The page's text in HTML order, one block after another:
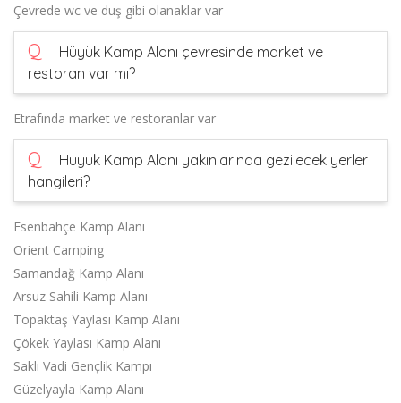
Çevrede wc ve duş gibi olanaklar var
Q
Hüyük Kamp Alanı çevresinde market ve
restoran var mı?
Etrafında market ve restoranlar var
Q
Hüyük Kamp Alanı yakınlarında gezilecek yerler
hangileri?
Esenbahçe Kamp Alanı
Orient Camping
Samandağ Kamp Alanı
Arsuz Sahili Kamp Alanı
Topaktaş Yaylası Kamp Alanı
Çökek Yaylası Kamp Alanı
Saklı Vadi Gençlik Kampı
Güzelyayla Kamp Alanı